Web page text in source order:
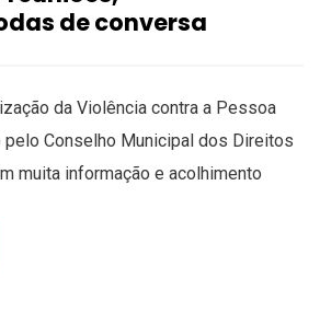
de conversa
da Violência contra a Pessoa
Conselho Municipal dos Direitos
muita informação e acolhimento